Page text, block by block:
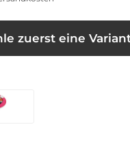
zuerst eine